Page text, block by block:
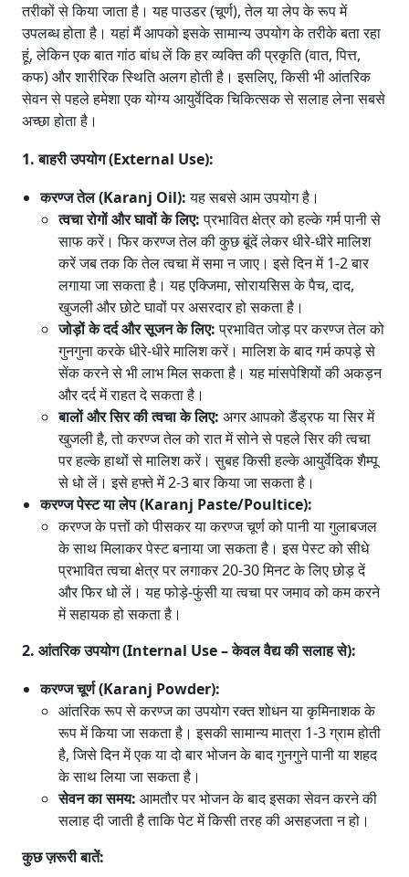
तरीकों से किया जाता है। यह पाउडर (चूर्ण), तेल या लेप के रूप में
उपलब्ध होता है। यहां मैं आपको इसके सामान्य उपयोग के तरीके बता रहा
हूं, लेकिन एक बात गांठ बांध लें कि हर व्यक्ति की प्रकृति (वात, पित्त,
कफ) और शारीरिक स्थिति अलग होती है। इसलिए, किसी भी आंतरिक
सेवन से पहले हमेशा एक योग्य आयुर्वेदिक चिकित्सक से सलाह लेना सबसे
अच्छा होता है।
1. बाहरी उपयोग (External Use):
करण्ज तेल (Karanj Oil):यह सबसे आम उपयोग है।
त्वचा रोगों और घावों के लिए:प्रभावित क्षेत्र को हल्के गर्म पानी से
साफ करें। फिर करण्ज तेल की कुछ बूंदें लेकर धीरे-धीरे मालिश
करें जब तक कि तेल त्वचा में समा न जाए। इसे दिन में 1-2 बार
लगाया जा सकता है। यह एक्जिमा, सोरायसिस के पैच, दाद,
खुजली और छोटे घावों पर असरदार हो सकता है।
जोड़ों के दर्द और सूजन के लिए:प्रभावित जोड़ पर करण्ज तेल को
गुनगुना करके धीरे-धीरे मालिश करें। मालिश के बाद गर्म कपड़े से
सेंक करने से भी लाभ मिल सकता है। यह मांसपेशियों की अकड़न
और दर्द में राहत दे सकता है।
बालों और सिर की त्वचा के लिए: अगर आपको डैंड्रफ या सिर में
खुजली है, तो करण्ज तेल को रात में सोने से पहले सिर की त्वचा
पर हल्के हाथों से मालिश करें। सुबह किसी हल्के आयुर्वेदिक शैम्पू
से धो लें। इसे हफ्ते में 2-3 बार किया जा सकता है।
करण्ज पेस्ट या लेप (Karanj Paste/Poultice):
करण्ज के पत्तों को पीसकर या करण्ज चूर्ण को पानी या गुलाबजल
के साथ मिलाकर पेस्ट बनाया जा सकता है। इस पेस्ट को सीधे
प्रभावित त्वचा क्षेत्र पर लगाकर 20-30 मिनट के लिए छोड़ दें
और फिर धो लें। यह फोड़े-फुंसी या त्वचा पर जमाव को कम करने
में सहायक हो सकता है।
2. आंतरिक उपयोग (Internal Use – केवल वैद्य की सलाह से):
करण्ज चूर्ण (Karanj Powder):
आंतरिक रूप से करण्ज का उपयोग रक्त शोधन या कृमिनाशक के
रूप में किया जा सकता है। इसकी सामान्य मात्रा 1-3 ग्राम होती
है, जिसे दिन में एक या दो बार भोजन के बाद गुनगुने पानी या शहद
के साथ लिया जा सकता है।
सेवन का समय: आमतौर पर भोजन के बाद इसका सेवन करने की
सलाह दी जाती है ताकि पेट में किसी तरह की असहजता न हो।
कुछ ज़रूरी बातें: